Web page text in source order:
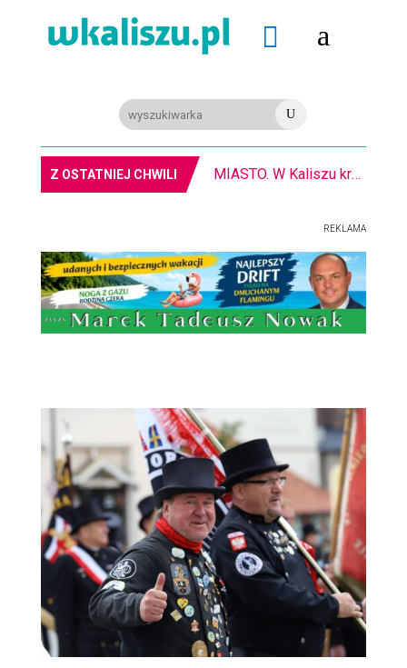
 a
U
Z OSTATNIEJ CHWILI MIASTO. W Kaliszu kręcą film. Zmiany w kursowaniu autobusów KLA
REKLAMA